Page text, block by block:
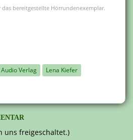
das bereitgestellte Hörrundenexemplar.
Verlag
Lena Kiefer
uns freigeschaltet.)